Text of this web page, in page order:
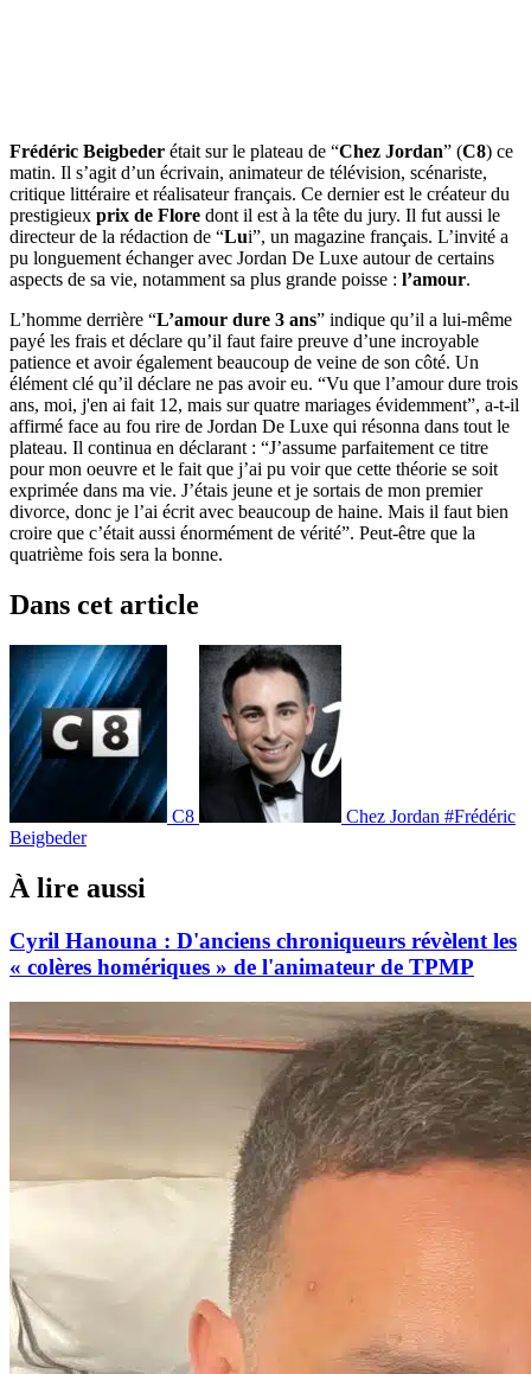
Frédéric Beigbeder était sur le plateau de “Chez Jordan” (C8) ce
matin. Il s’agit d’un écrivain, animateur de télévision, scénariste,
critique littéraire et réalisateur français. Ce dernier est le créateur du
prestigieux prix de Flore dont il est à la tête du jury. Il fut aussi le
directeur de la rédaction de “Lui”, un magazine français. L’invité a
pu longuement échanger avec Jordan De Luxe autour de certains
aspects de sa vie, notamment sa plus grande poisse : l’amour.
L’homme derrière “L’amour dure 3 ans” indique qu’il a lui-même
payé les frais et déclare qu’il faut faire preuve d’une incroyable
patience et avoir également beaucoup de veine de son côté. Un
élément clé qu’il déclare ne pas avoir eu. “Vu que l’amour dure trois
ans, moi, j'en ai fait 12, mais sur quatre mariages évidemment”, a-t-il
affirmé face au fou rire de Jordan De Luxe qui résonna dans tout le
plateau. Il continua en déclarant : “J’assume parfaitement ce titre
pour mon oeuvre et le fait que j’ai pu voir que cette théorie se soit
exprimée dans ma vie. J’étais jeune et je sortais de mon premier
divorce, donc je l’ai écrit avec beaucoup de haine. Mais il faut bien
croire que c’était aussi énormément de vérité”. Peut-être que la
quatrième fois sera la bonne.
Dans cet article
C8 Chez Jordan #Frédéric
Beigbeder
À lire aussi
Cyril Hanouna : D'anciens chroniqueurs révèlent les
« colères homériques » de l'animateur de TPMP